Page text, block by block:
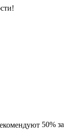
50%